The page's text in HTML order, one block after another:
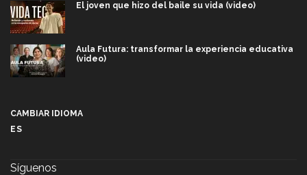
El joven que hizo del baile su vida (video)
Aula Futura: transformar la experiencia educativa
(video)
CAMBIAR IDIOMA
ES
Síguenos